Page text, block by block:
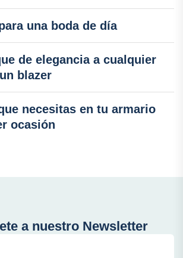
una boda de día
de elegancia a cualquier
blazer
necesitas en tu armario
ocasión
a nuestro Newsletter